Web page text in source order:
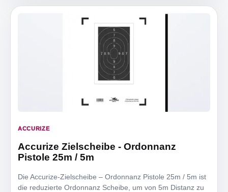
ACCURIZE
Accurize Zielscheibe - Ordonnanz
Pistole 25m / 5m
Die Accurize-Zielscheibe – Ordonnanz Pistole 25m / 5m ist
die reduzierte Ordonnanz Scheibe, um von 5m Distanz zu